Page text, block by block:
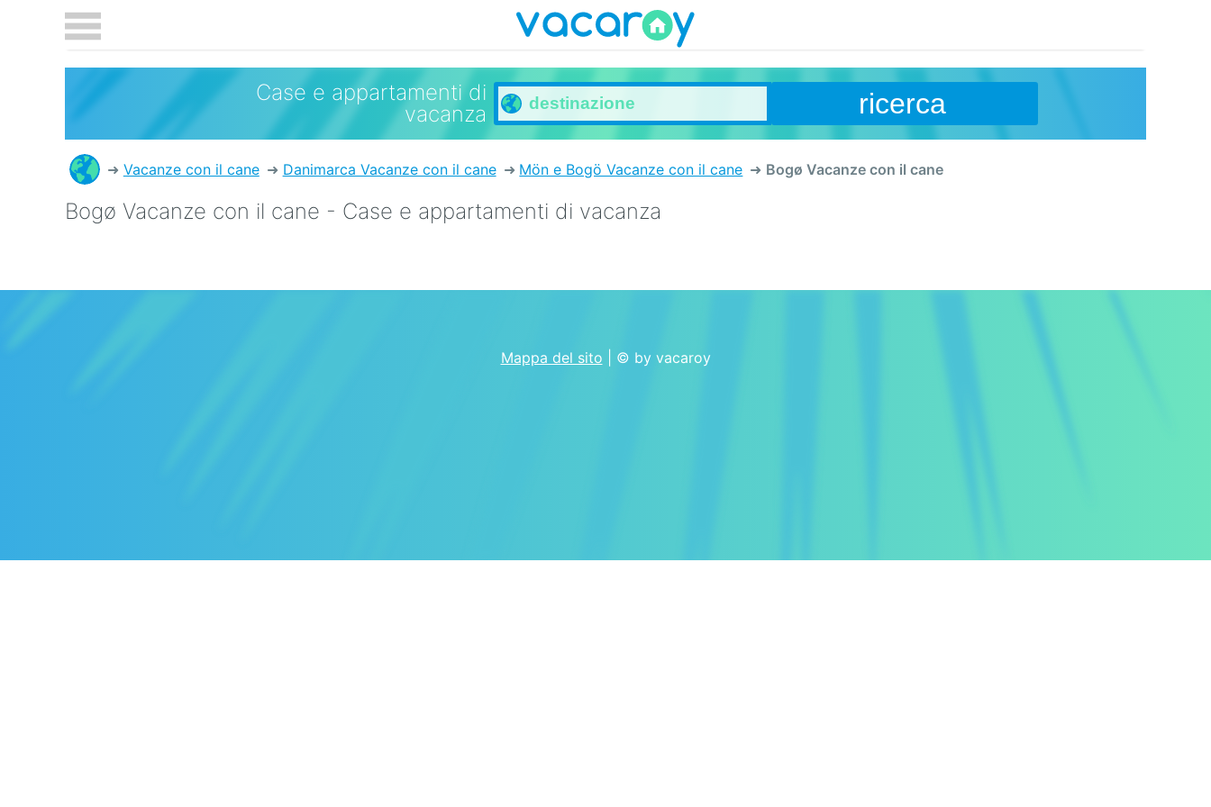
Case e appartamenti di
vacanza
ricerca
Vacanze con il cane Danimarca Vacanze con il cane Mön e Bogö Vacanze con il cane Bogø Vacanze con il cane
Bogø Vacanze con il cane - Case e appartamenti di vacanza
Mappa del sito | © by vacaroy